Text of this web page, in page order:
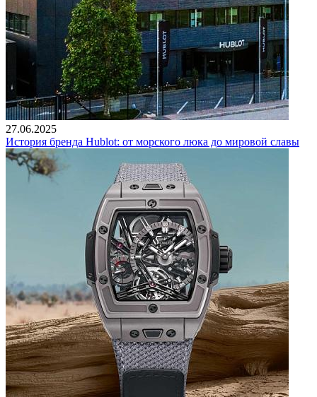
27.06.2025
История бренда Hublot: от морского люка до мировой славы